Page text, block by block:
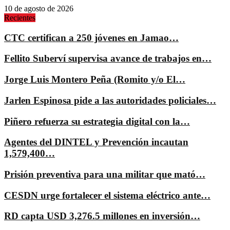
10 de agosto de 2026
Recientes
CTC certifican a 250 jóvenes en Jamao…
Fellito Suberví supervisa avance de trabajos en…
Jorge Luis Montero Peña (Romito y/o El…
Jarlen Espinosa pide a las autoridades policiales…
Piñero refuerza su estrategia digital con la…
Agentes del DINTEL y Prevención incautan
1,579,400…
Prisión preventiva para una militar que mató…
CESDN urge fortalecer el sistema eléctrico ante…
RD capta USD 3,276.5 millones en inversión…